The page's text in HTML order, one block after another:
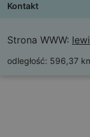
Kontakt
Strona WWW:
odległość: 596,37